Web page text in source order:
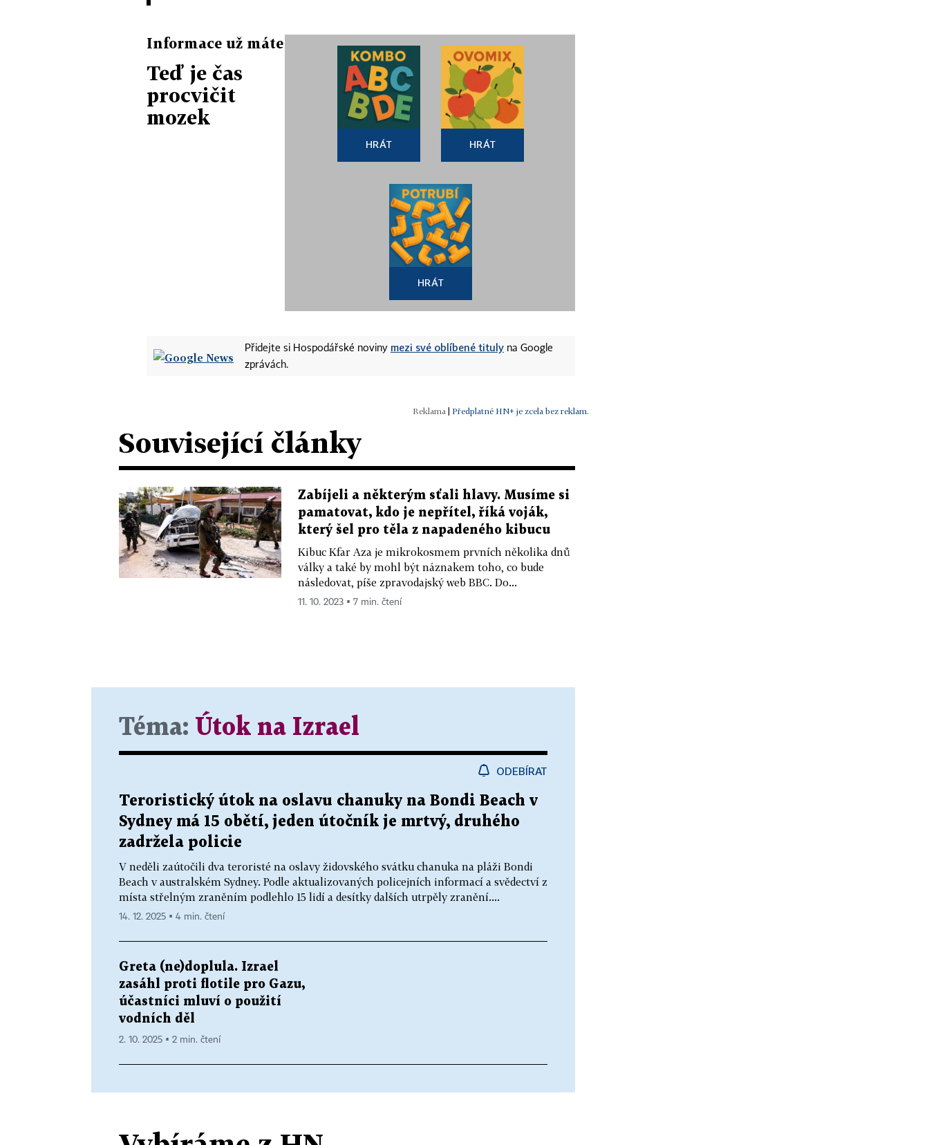
Informace už máte
Teď je čas
procvičit
mozek
HRÁT HRÁT
HRÁT
Přidejte si Hospodářské noviny mezi své oblíbené tituly na Google
zprávách.
| Předplatné HN+ je zcela bez reklam.
Související články
Zabíjeli a některým sťali hlavy. Musíme si
pamatovat, kdo je nepřítel, říká voják,
který šel pro těla z napadeného kibucu
Kibuc Kfar Aza je mikrokosmem prvních několika dnů
války a také by mohl být náznakem toho, co bude
následovat, píše zpravodajský web BBC. Do...
11. 10. 2023 ▪ 7 min. čtení
Téma: Útok na Izrael
ODEBÍRAT
Teroristický útok na oslavu chanuky na Bondi Beach v
Sydney má 15 obětí, jeden útočník je mrtvý, druhého
zadržela policie
V neděli zaútočili dva teroristé na oslavy židovského svátku chanuka na pláži Bondi
Beach v australském Sydney. Podle aktualizovaných policejních informací a svědectví z
místa střelným zraněním podlehlo 15 lidí a desítky dalších utrpěly zranění....
14. 12. 2025 ▪ 4 min. čtení
Greta (ne)doplula. Izrael
zasáhl proti flotile pro Gazu,
účastníci mluví o použití
vodních děl
2. 10. 2025 ▪ 2 min. čtení